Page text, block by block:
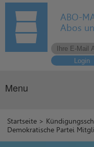
ABO-
Abos
Login
Menu
Startseite >
Demokratische Partei